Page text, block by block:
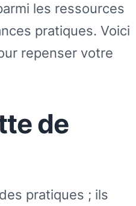
les ressources
pratiques. Voici
repenser votre
de
pratiques ; ils